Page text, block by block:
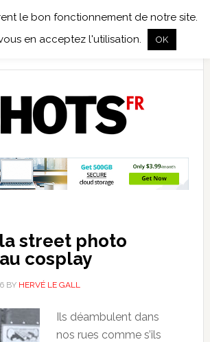
street photo
cosplay
BY HERVÉ LE GALL
Ils déambulent dans
nos rues comme s’ils
le bon fonctionnement de notre site.
en acceptez l'utilisation.
OK